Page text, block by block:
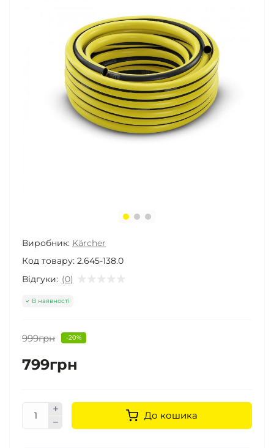
Виробник: Kärcher
Код товару: 2.645-138.0
Відгуки: (0)
В наявності
999грн -20%
799грн
До кошика